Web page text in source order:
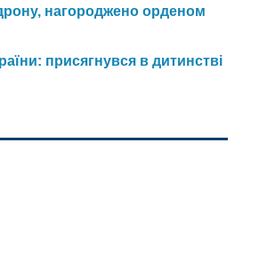
нагороджено орденом
присягнувся в дитинстві